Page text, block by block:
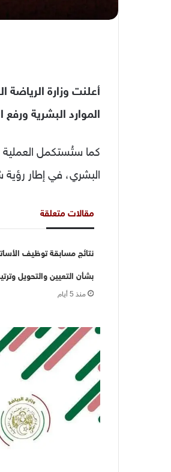
أعلنت وزارة الرياضة
الموارد البشرية ورفع
البشري، في إطار رؤية
مقالات متعلقة
بشأن التعيين والتحويل
منذ 5 أيام